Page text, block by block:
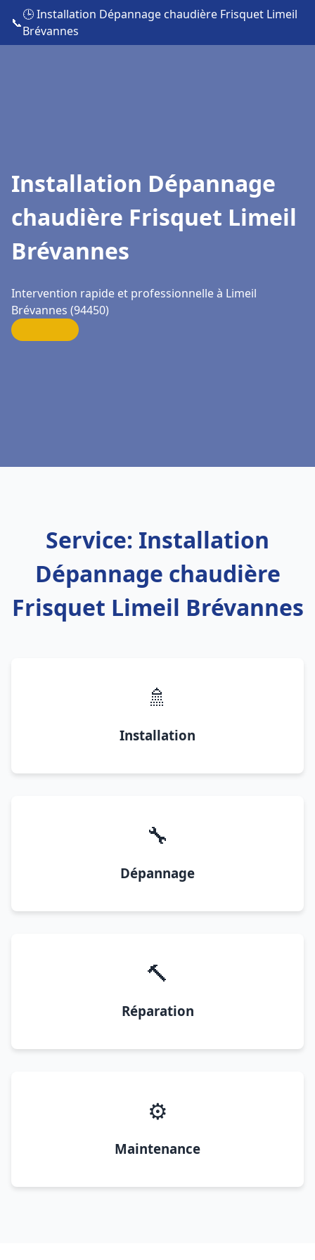
📞
🕒 Installation Dépannage chaudière Frisquet Limeil
Brévannes
Installation Dépannage
chaudière Frisquet Limeil
Brévannes
Intervention rapide et professionnelle à Limeil
Brévannes (94450)
Service: Installation
Dépannage chaudière
Frisquet Limeil Brévannes
🚿
Installation
🔧
Dépannage
🔨
Réparation
⚙️
Maintenance